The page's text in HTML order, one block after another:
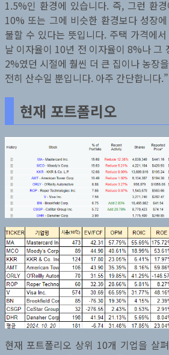
1.5%인 환경에 있습니다. 즉, 그런 환
10% 또는 그에 비슷한 환경보다 성장
불할 수 있다는 뜻입니다. 주택 가격에
날 이자율이 10년 전 이자율이 8%나 그
2%였던 시절에 훨씬 더 큰 집이나 농장
전히 산수일 뿐입니다. 아주 간단합니다.”
현재 포트폴리오
현재 포트폴리오 상위 10개 기업을 살